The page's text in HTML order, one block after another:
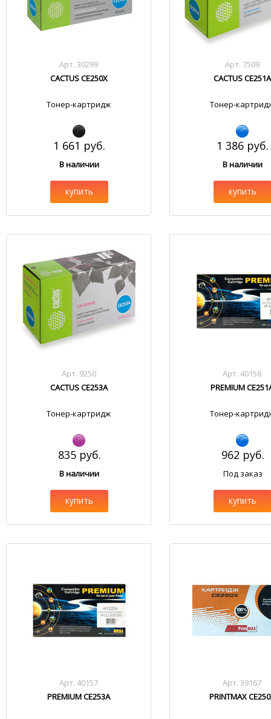
Арт. 30299
CACTUS CE250X
Тонер-картридж
1 661 руб.
В наличии
купить
Арт. 7509
CACTUS CE251A
Тонер-
1 386 руб.
В наличии
купить
Арт. 9250
CACTUS CE253A
Тонер-картридж
835 руб.
В наличии
купить
Арт. 40158
PREMIUM
Тонер-
962 руб.
Под заказ
купить
Арт. 40157
PREMIUM CE253A
Арт. 39167
PRINTMAX